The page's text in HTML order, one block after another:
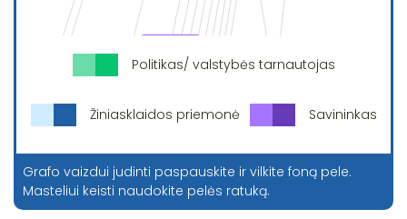
Politikas/ valstybės tarnautojas
Žiniasklaidos priemonė Savininkas
Grafo vaizdui judinti paspauskite ir vilkite foną pele.
Masteliui keisti naudokite pelės ratuką.